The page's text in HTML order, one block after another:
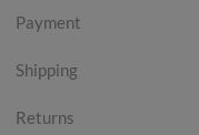
Payment
Shipping
Returns